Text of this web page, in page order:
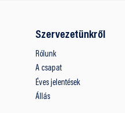
Szervezetünkről
Rólunk
A csapat
Éves jelentések
Állás